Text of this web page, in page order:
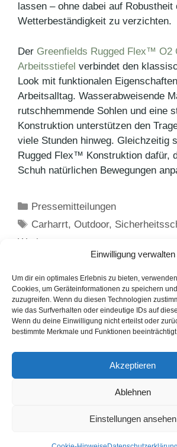
Einwilligung verwalten
Um dir ein optimales Erlebnis zu bieten,
Cookies, um Geräteinformationen zu speichern
zuzugreifen. Wenn du diesen Technologien
wie das Surfverhalten oder eindeutige IDs auf
Wenn du deine Einwilligung nicht erteilst oder
bestimmte Merkmale und Funktionen
Akzeptieren
Ablehnen
Einstellungen ansehen
lassen – ohne dabei auf Robustheit
Wetterbeständigkeit zu verzichten.
Der Greenfields Rugged Flex™ O2
Arbeitsstiefel verbindet den
Look mit funktionalen
Arbeitsalltag. Wasserabweisende
rutschhemmende Sohlen und eine
Konstruktion unterstützen den
viele Stunden hinweg. Gleichzeitig
Rugged Flex™ Konstruktion dafür,
Schuh natürlichen Bewegungen
Kategorien
Pressemitteilungen
Schlagwörter
Carharrt,Outdoor,
Workwear
Touring-Reifen (Premium-Grand-
ganzjährige Zuverlässigkeit
Darauf sollten Autofahrer im
Reifen achten
FAQ
© 1991 - 2026. PUNKT PR GmbH. Alle